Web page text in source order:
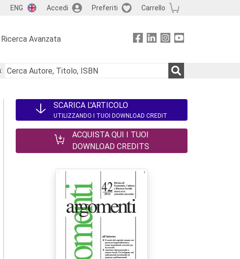
ENG Accedi Preferiti Carrello
Ricerca Avanzata
SCARICA L'ARTICOLO
UTILIZZANDO I TUOI DOWNLOAD CREDIT
ACQUISTA QUI I TUOI
DOWNLOAD CREDITS